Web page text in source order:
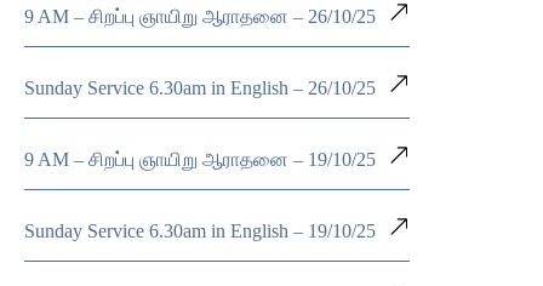
9 AM – சிறப்பு ஞாயிறு ஆராதனை – 26/10/25
Sunday Service 6.30am in English – 26/10/25
9 AM – சிறப்பு ஞாயிறு ஆராதனை – 19/10/25
Sunday Service 6.30am in English – 19/10/25